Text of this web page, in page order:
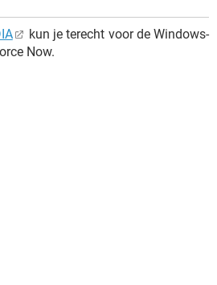
kun je terecht voor de Windows-
Now.